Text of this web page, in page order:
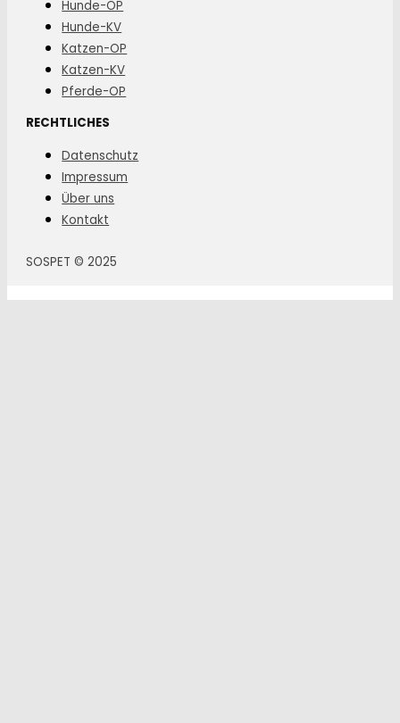
Hunde-OP
Hunde-KV
Katzen-OP
Katzen-KV
Pferde-OP
RECHTLICHES
Datenschutz
Impressum
Über uns
Kontakt
SOSPET © 2025